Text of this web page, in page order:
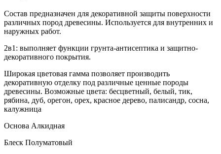
Состав предназначен для декоративной защиты поверхности
различных пород древесины. Используется для внутренних и
наружных работ.
2в1: выполняет функции грунта-антисептика и защитно-
декоративного покрытия.
Широкая цветовая гамма позволяет производить
декоративную отделку под различные ценные породы
древесины. Возможные цвета: бесцветный, белый, тик,
рябина, дуб, орегон, орех, красное дерево, палисандр, сосна,
калужница
Основа Алкидная
Блеск Полуматовый